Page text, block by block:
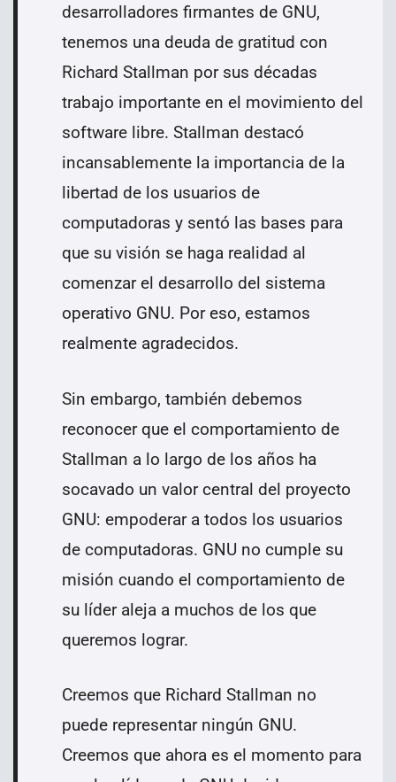
desarrolladores firmantes de GNU,
tenemos una deuda de gratitud con
Richard Stallman por sus décadas
trabajo importante en el movimiento del
software libre. Stallman destacó
incansablemente la importancia de la
libertad de los usuarios de
computadoras y sentó las bases para
que su visión se haga realidad al
comenzar el desarrollo del sistema
operativo GNU. Por eso, estamos
realmente agradecidos.
Sin embargo, también debemos
reconocer que el comportamiento de
Stallman a lo largo de los años ha
socavado un valor central del proyecto
GNU: empoderar a todos los usuarios
de computadoras. GNU no cumple su
misión cuando el comportamiento de
su líder aleja a muchos de los que
queremos lograr.
Creemos que Richard Stallman no
puede representar ningún GNU.
Creemos que ahora es el momento para